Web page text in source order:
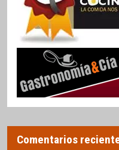
Comentarios